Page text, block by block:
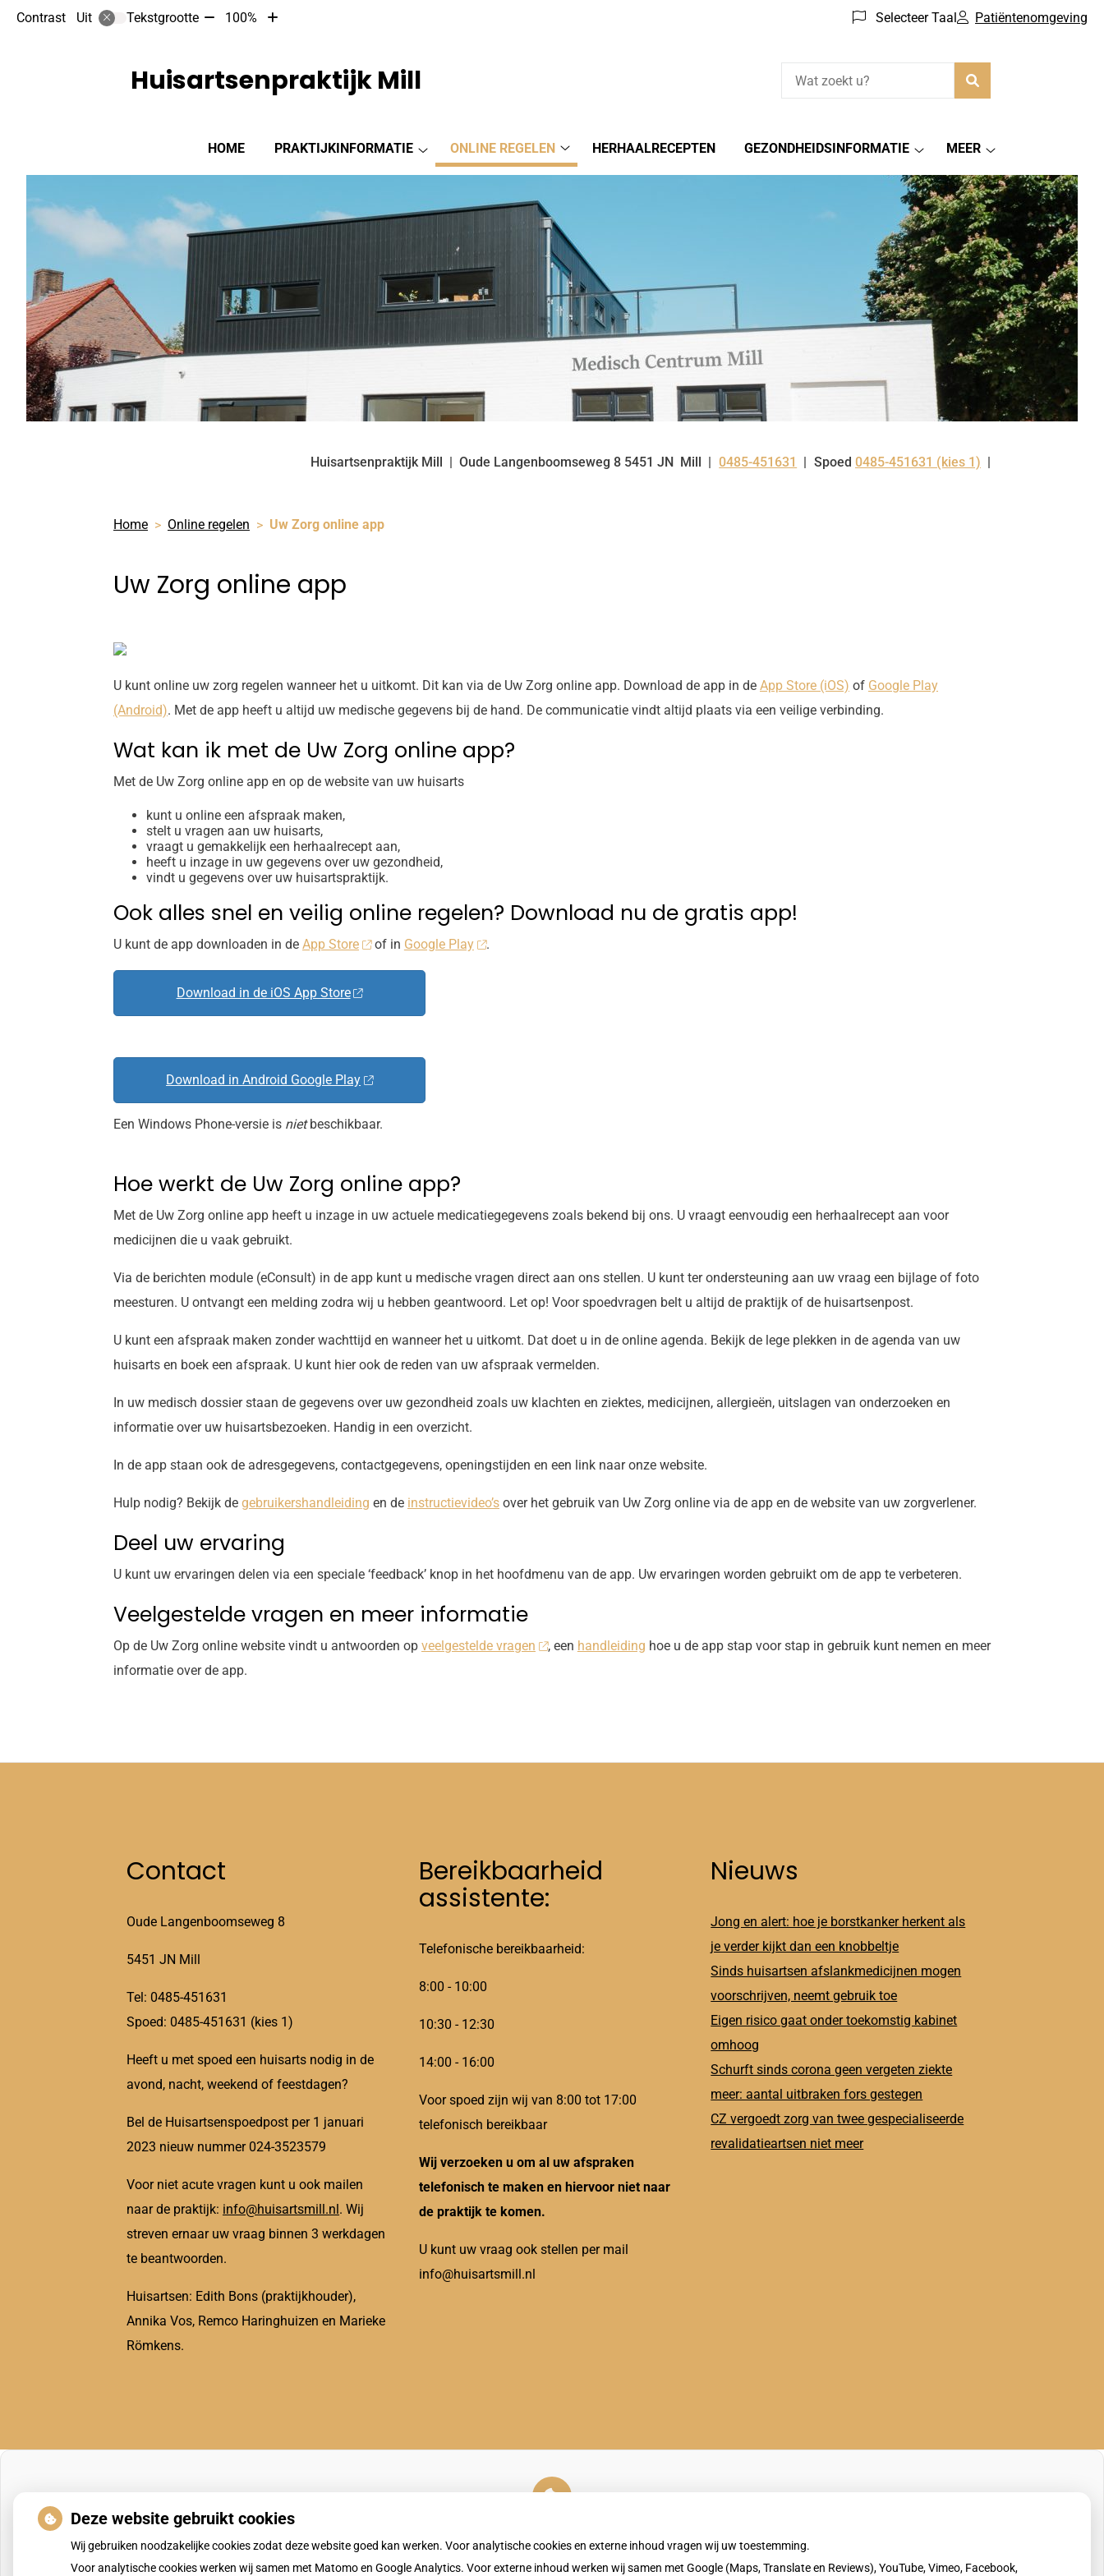
Contrast Uit Tekstgrootte Tekst
10%
100%
Tekst
Selecteer Taal Patiëntenomgeving
Hoofdmenu
HOME
PRAKTIJKINFORMATIE
Praktijkinformatie
ONLINE REGELEN
Online
regelen
HERHAALRECEPTEN
GEZONDHEIDSINFORMATIE
submenu
MEER
submenu
Huisartsenpraktijk Mill
Huisartsenpraktijk Mill Oude Langenboomseweg 8 5451 JN Mill Tel:
0485-451631 Spoed 0485-451631 (kies 1)
Home Online regelen Uw Zorg online app
Uw Zorg online app
U kunt online uw zorg regelen wanneer het u uitkomt. Dit kan via de Uw Zorg online app. Download de app in de App Store (iOS) of Google Play
(Android). Met de app heeft u altijd uw medische gegevens bij de hand. De communicatie vindt altijd plaats via een veilige verbinding.
Wat kan ik met de Uw Zorg online app?
Met de Uw Zorg online app en op de website van uw huisarts
kunt u online een afspraak maken,
stelt u vragen aan uw huisarts,
vraagt u gemakkelijk een herhaalrecept aan,
heeft u inzage in uw gegevens over uw gezondheid,
vindt u gegevens over uw huisartspraktijk.
Ook alles snel en veilig online regelen? Download nu de gratis app!
U kunt de app downloaden in de App Store of in Google Play .
Download in de iOS App Store
Download in Android Google Play
Een Windows Phone-versie is nietbeschikbaar.
Hoe werkt de Uw Zorg online app?
Met de Uw Zorg online app heeft u inzage in uw actuele medicatiegegevens zoals bekend bij ons. U vraagt eenvoudig een herhaalrecept aan voor
medicijnen die u vaak gebruikt.
Via de berichten module (eConsult) in de app kunt u medische vragen direct aan ons stellen. U kunt ter ondersteuning aan uw vraag een bijlage of foto
meesturen. U ontvangt een melding zodra wij u hebben geantwoord. Let op! Voor spoedvragen belt u altijd de praktijk of de huisartsenpost.
U kunt een afspraak maken zonder wachttijd en wanneer het u uitkomt. Dat doet u in de online agenda. Bekijk de lege plekken in de agenda van uw
huisarts en boek een afspraak. U kunt hier ook de reden van uw afspraak vermelden.
In uw medisch dossier staan de gegevens over uw gezondheid zoals uw klachten en ziektes, medicijnen, allergieën, uitslagen van onderzoeken en
informatie over uw huisartsbezoeken. Handig in een overzicht.
In de app staan ook de adresgegevens, contactgegevens, openingstijden en een link naar onze website.
Hulp nodig? Bekijk de gebruikershandleiding en de instructievideo’s over het gebruik van Uw Zorg online via de app en de website van uw zorgverlener.
Deel uw ervaring
U kunt uw ervaringen delen via een speciale ‘feedback’ knop in het hoofdmenu van de app. Uw ervaringen worden gebruikt om de app te verbeteren.
Veelgestelde vragen en meer informatie
Op de Uw Zorg online website vindt u antwoorden op veelgestelde vragen , een handleiding hoe u de app stap voor stap in gebruik kunt nemen en meer
informatie over de app.
Contact
Oude Langenboomseweg 8
5451 JN Mill
Tel: 0485-451631
Spoed: 0485-451631 (kies 1)
Heeft u met spoed een huisarts nodig in de
avond, nacht, weekend of feestdagen?
Bel de Huisartsenspoedpost per 1 januari
2023 nieuw nummer 024-3523579
Voor niet acute vragen kunt u ook mailen
naar de praktijk: info@huisartsmill.nl. Wij
streven ernaar uw vraag binnen 3 werkdagen
te beantwoorden.
Huisartsen: Edith Bons (praktijkhouder),
Annika Vos, Remco Haringhuizen en Marieke
Römkens.
Bereikbaarheid
assistente:
Telefonische bereikbaarheid:
8:00 - 10:00
10:30 - 12:30
14:00 - 16:00
Voor spoed zijn wij van 8:00 tot 17:00
telefonisch bereikbaar
Wij verzoeken u om al uw afspraken
telefonisch te maken en hiervoor niet naar
de praktijk te komen.
U kunt uw vraag ook stellen per mail
info@huisartsmill.nl
Nieuws
Jong en alert: hoe je borstkanker herkent als
je verder kijkt dan een knobbeltje
Sinds huisartsen afslankmedicijnen mogen
voorschrijven, neemt gebruik toe
Eigen risico gaat onder toekomstig kabinet
omhoog
Schurft sinds corona geen vergeten ziekte
meer: aantal uitbraken fors gestegen
CZ vergoedt zorg van twee gespecialiseerde
revalidatieartsen niet meer
externe inhoud
die nodig is om dit te zien.
Cookie-instellingen wijzigen
Deze website gebruikt cookies
Wij gebruiken noodzakelijke cookies zodat deze website goed kan werken. Voor analytische cookies en externe inhoud vragen wij uw toestemming.
Voor analytische cookies werken wij samen met Matomo en Google Analytics. Voor externe inhoud werken wij samen met Google (Maps, Translate en Reviews), YouTube, Vimeo, Facebook,